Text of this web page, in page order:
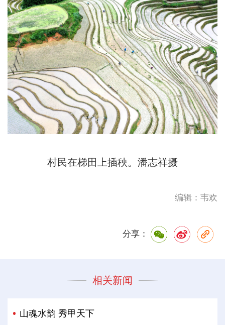
村民在梯田上插秧。潘志祥摄
编辑：韦欢
分享：
相关新闻
山魂水韵 秀甲天下